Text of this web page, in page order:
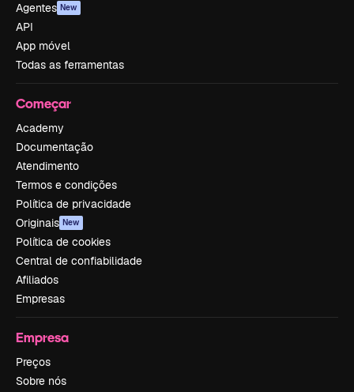
Agentes New
API
App móvel
Todas as ferramentas
Começar
Academy
Documentação
Atendimento
Termos e condições
Política de privacidade
Originais New
Política de cookies
Central de confiabilidade
Afiliados
Empresas
Empresa
Preços
Sobre nós